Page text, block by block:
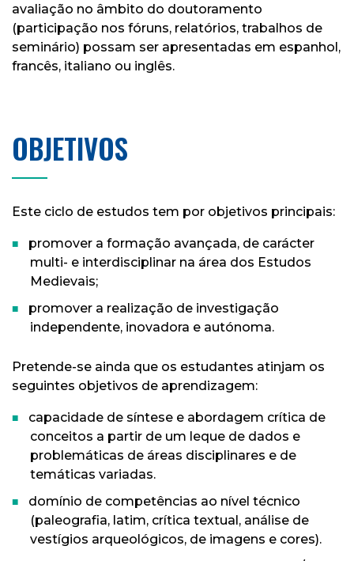
avaliação no âmbito do doutoramento
(participação nos fóruns, relatórios, trabalhos de
seminário) possam ser apresentadas em espanhol,
francês, italiano ou inglês.
OBJETIVOS
Este ciclo de estudos tem por objetivos principais:
promover a formação avançada, de carácter
multi- e interdisciplinar na área dos Estudos
Medievais;
promover a realização de investigação
independente, inovadora e autónoma.
Pretende-se ainda que os estudantes atinjam os
seguintes objetivos de aprendizagem:
capacidade de síntese e abordagem crítica de
conceitos a partir de um leque de dados e
problemáticas de áreas disciplinares e de
temáticas variadas.
domínio de competências ao nível técnico
(paleografia, latim, crítica textual, análise de
vestígios arqueológicos, de imagens e cores).